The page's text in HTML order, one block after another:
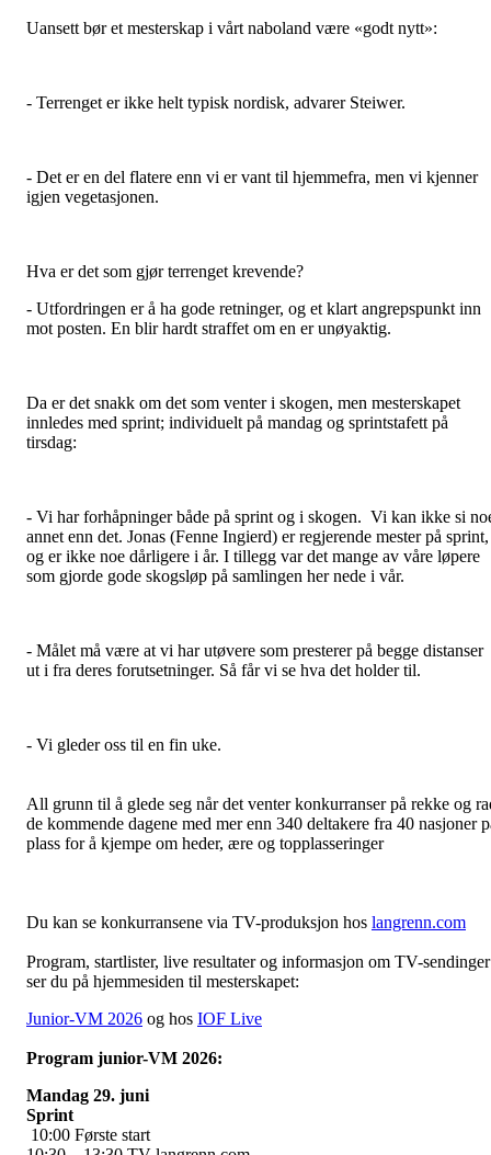
Uansett bør et mesterskap i vårt naboland være «godt nytt»:
- Terrenget er ikke helt typisk nordisk, advarer Steiwer.
- Det er en del flatere enn vi er vant til hjemmefra, men vi kjenner
igjen vegetasjonen.
Hva er det som gjør terrenget krevende?
- Utfordringen er å ha gode retninger, og et klart angrepspunkt inn
mot posten. En blir hardt straffet om en er unøyaktig.
Da er det snakk om det som venter i skogen, men mesterskapet
innledes med sprint; individuelt på mandag og sprintstafett på
tirsdag:
- Vi har forhåpninger både på sprint og i skogen. Vi kan ikke si
annet enn det. Jonas (Fenne Ingierd) er regjerende mester på sprint,
og er ikke noe dårligere i år. I tillegg var det mange av våre løpere
som gjorde gode skogsløp på samlingen her nede i vår.
- Målet må være at vi har utøvere som presterer på begge distanser
ut i fra deres forutsetninger. Så får vi se hva det holder til.
- Vi gleder oss til en fin uke.
All grunn til å glede seg når det venter konkurranser på rekke og
de kommende dagene med mer enn 340 deltakere fra 40 nasjoner
plass for å kjempe om heder, ære og topplasseringer
Du kan se konkurransene via TV-produksjon hos langrenn.com
Program, startlister, live resultater og informasjon om TV-sendinger
ser du på hjemmesiden til mesterskapet:
Junior-VM 2026 og hos IOF Live
Program junior-VM 2026:
Mandag 29. juni
Sprint
10:00 Første start